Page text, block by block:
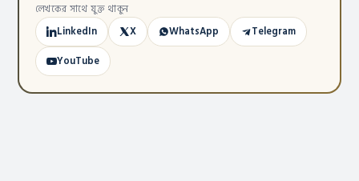
লেখকের সাথে যুক্ত থাকুন
LinkedIn X WhatsApp
Telegram
YouTube